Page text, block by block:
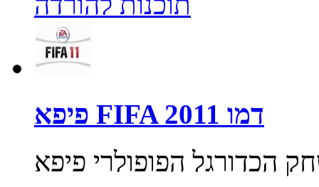
פיפא FIFA 2011 דמו